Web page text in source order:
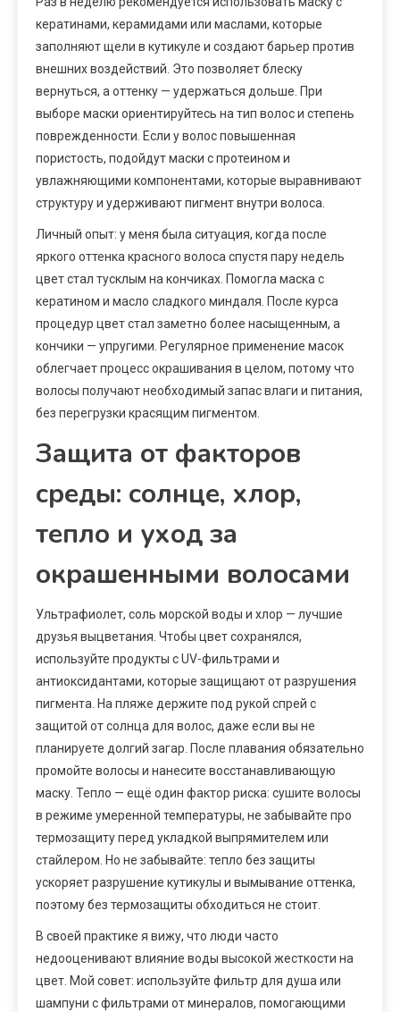
кератинами, керамидами или маслами, которые
заполняют щели в кутикуле и создают барьер против
внешних воздействий. Это позволяет блеску
вернуться, а оттенку — удержаться дольше. При
выборе маски ориентируйтесь на тип волос и степень
поврежденности. Если у волос повышенная
пористость, подойдут маски с протеином и
увлажняющими компонентами, которые выравнивают
структуру и удерживают пигмент внутри волоса.
Личный опыт: у меня была ситуация, когда после
яркого оттенка красного волоса спустя пару недель
цвет стал тусклым на кончиках. Помогла маска с
кератином и масло сладкого миндаля. После курса
процедур цвет стал заметно более насыщенным, а
кончики — упругими. Регулярное применение масок
облегчает процесс окрашивания в целом, потому что
волосы получают необходимый запас влаги и питания,
без перегрузки красящим пигментом.
Защита от факторов
среды: солнце, хлор,
тепло и уход за
окрашенными волосами
Ультрафиолет, соль морской воды и хлор — лучшие
друзья выцветания. Чтобы цвет сохранялся,
используйте продукты с UV-фильтрами и
антиоксидантами, которые защищают от разрушения
пигмента. На пляже держите под рукой спрей с
защитой от солнца для волос, даже если вы не
планируете долгий загар. После плавания обязательно
промойте волосы и нанесите восстанавливающую
маску. Тепло — ещё один фактор риска: сушите волосы
в режиме умеренной температуры, не забывайте про
термозащиту перед укладкой выпрямителем или
стайлером. Но не забывайте: тепло без защиты
ускоряет разрушение кутикулы и вымывание оттенка,
поэтому без термозащиты обходиться не стоит.
В своей практике я вижу, что люди часто
недооценивают влияние воды высокой жесткости на
цвет. Мой совет: используйте фильтр для душа или
шампуни с фильтрами от минералов, помогающими